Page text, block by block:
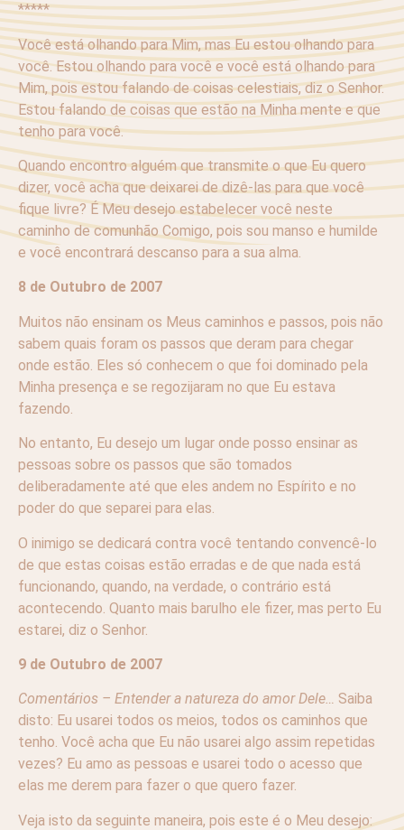
*****
Você está olhando para Mim, mas Eu estou olhando para
você. Estou olhando para você e você está olhando para
Mim, pois estou falando de coisas celestiais, diz o Senhor.
Estou falando de coisas que estão na Minha mente e que
tenho para você.
Quando encontro alguém que transmite o que Eu quero
dizer, você acha que deixarei de dizê-las para que você
fique livre? É Meu desejo estabelecer você neste
caminho de comunhão Comigo, pois sou manso e humilde
e você encontrará descanso para a sua alma.
8 de Outubro de 2007
Muitos não ensinam os Meus caminhos e passos, pois não
sabem quais foram os passos que deram para chegar
onde estão. Eles só conhecem o que foi dominado pela
Minha presença e se regozijaram no que Eu estava
fazendo.
No entanto, Eu desejo um lugar onde posso ensinar as
pessoas sobre os passos que são tomados
deliberadamente até que eles andem no Espírito e no
poder do que separei para elas.
O inimigo se dedicará contra você tentando convencê-lo
de que estas coisas estão erradas e de que nada está
funcionando, quando, na verdade, o contrário está
acontecendo. Quanto mais barulho ele fizer, mas perto Eu
estarei, diz o Senhor.
9 de Outubro de 2007
Comentários – Entender a natureza do amor Dele… Saiba
disto: Eu usarei todos os meios, todos os caminhos que
tenho. Você acha que Eu não usarei algo assim repetidas
vezes? Eu amo as pessoas e usarei todo o acesso que
elas me derem para fazer o que quero fazer.
Veja isto da seguinte maneira, pois este é o Meu desejo: